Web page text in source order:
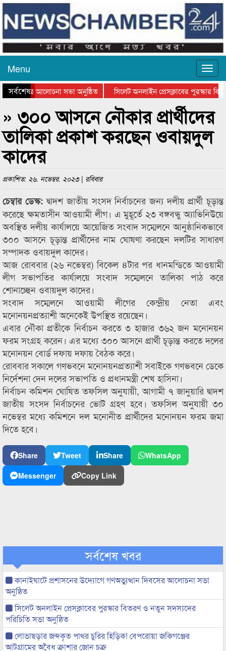
Menu
সর্বশেষ
দিবসের আলোচনা সভা অনুষ্ঠিত
সিলেট অনলাইন প্রেসক্লাবের পুরস্কার
কানাইঘাটের কিশোর আহাদের খুনি
» ৩০০ আসনে নৌকার প্রার্থীদের
তালিকা প্রকাশ করছেন ওবায়দুল
কাদের
প্রকাশিত: ২৬. নভেম্বর. ২০২৩ | রবিবার
চেম্বার ডেস্ক:দ্বাদশ জাতীয় সংসদ নির্বাচনের জন্য দলীয় প্রার্থী চূড়ান্ত
করেছে ক্ষমতাসীন আওয়ামী লীগ। এ মুহূর্তে ২৩ বঙ্গবন্ধু অ্যাভিনিউয়ে
অবস্থিত দলীয় কার্যালয়ে আয়েজিত সংবাদ সম্মেলনে আনুষ্ঠানিকভাবে
৩০০ আসনে চূড়ান্ত প্রার্থীদের নাম ঘোষণা করছেন দলটির সাধারণ
সম্পাদক ওবায়দুল কাদের।
আজ রোববার (২৬ নভেম্বর) বিকেল ৪টার পর ধানমন্ডিতে আওয়ামী
লীগ সভাপতির কার্যালয়ে সংবাদ সম্মেলনে তালিকা পাঠ করে
শোনাচ্ছেন ওবায়দুল কাদের।
সংবাদ সম্মেলনে আওয়ামী লীগের কেন্দ্রীয় নেতা এবং
মনোনয়নপ্রত্যাশী অনেকেই উপস্থিত রয়েছেন।
এবার নৌকা প্রতীকে নির্বাচন করতে ৩ হাজার ৩৬২ জন মনোনয়ন
ফরম সংগ্রহ করেন। এর মধ্যে ৩০০ আসনে প্রার্থী চূড়ান্ত করতে দলের
মনোনয়ন বোর্ড দফায় দফায় বৈঠক করে।
রোববার সকালে গণভবনে মনোনয়নপ্রত্যাশী সবাইকে গণভবনে ডেকে
নির্দেশনা দেন দলের সভাপতি ও প্রধানমন্ত্রী শেখ হাসিনা।
নির্বাচন কমিশন ঘোষিত তফসিল অনুযায়ী, আগামী ৭ জানুয়ারি দ্বাদশ
জাতীয় সংসদ নির্বাচনের ভোট গ্রহণ হবে। তফসিল অনুযায়ী ৩০
নভেম্বর মধ্যে কমিশনে দল মনোনীত প্রার্থীদের মনোনয়ন ফরম জমা
দিতে হবে।
Share Tweet Share
WhatsApp
Messenger
Copy Link
সর্বশেষ খবর
কানাইঘাটে প্রশাসনের উদ্যোগে গণঅভ্যুত্থান দিবসের আলোচনা সভা
অনুষ্ঠিত
সিলেট অনলাইন প্রেসক্লাবের পুরস্কার বিতরণ ও নতুন সদস্যদের
পরিচিতি সভা অনুষ্ঠিত
লোভাছড়ার জব্দকৃত পাথর চুরির হিড়িক! বেপরোয়া জকিগঞ্জের
আটগ্রামের অবৈধ ক্রাশার জোন চক্র